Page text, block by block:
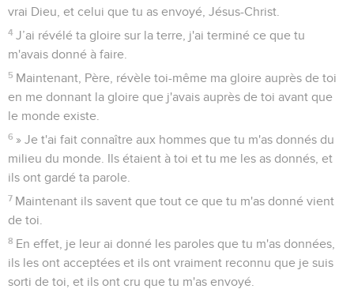
vrai Dieu, et celui que tu as envoyé, Jésus-Christ.
4 J’ai révélé ta gloire sur la terre, j'ai terminé ce que tu
m'avais donné à faire.
5 Maintenant, Père, révèle toi-même ma gloire auprès de toi
en me donnant la gloire que j'avais auprès de toi avant que
le monde existe.
6 » Je t'ai fait connaître aux hommes que tu m'as donnés du
milieu du monde. Ils étaient à toi et tu me les as donnés, et
ils ont gardé ta parole.
7 Maintenant ils savent que tout ce que tu m'as donné vient
de toi.
8 En effet, je leur ai donné les paroles que tu m'as données,
ils les ont acceptées et ils ont vraiment reconnu que je suis
sorti de toi, et ils ont cru que tu m'as envoyé.